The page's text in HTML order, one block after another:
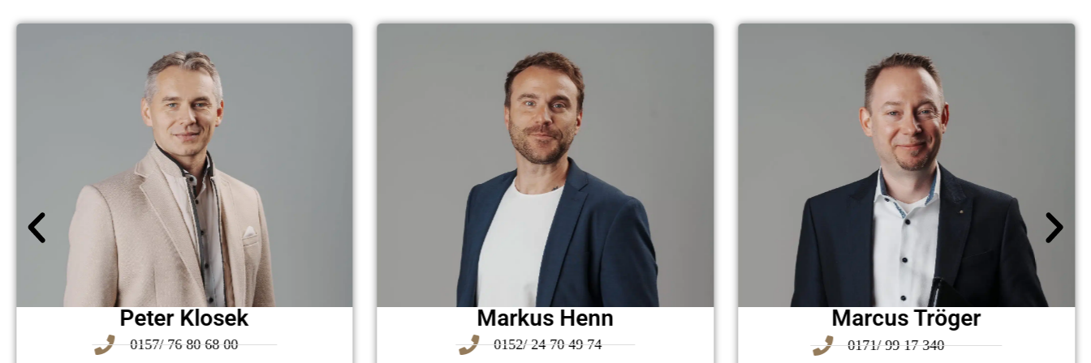
Peter Klosek
0157/ 76 80 68 00
Markus Henn
0152/ 24 70 49 74
Marcus Tröger
0171/ 99 17 340